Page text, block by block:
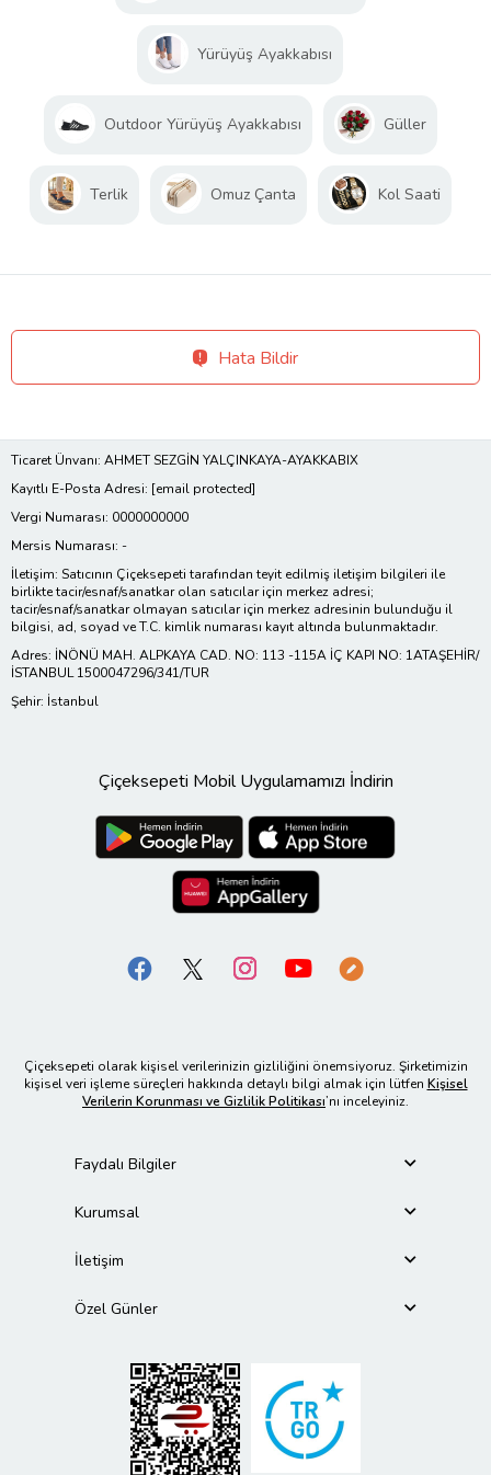
Yürüyüş Ayakkabısı
Outdoor Yürüyüş Ayakkabısı Güller
Terlik Omuz Çanta Kol Saati
Hata Bildir
Ticaret Ünvanı: AHMET SEZGİN YALÇINKAYA-AYAKKABIX
Kayıtlı E-Posta Adresi: [email protected]
Vergi Numarası: 0000000000
Mersis Numarası: -
İletişim: Satıcının Çiçeksepeti tarafından teyit edilmiş iletişim bilgileri ile
birlikte tacir/esnaf/sanatkar olan satıcılar için merkez adresi;
tacir/esnaf/sanatkar olmayan satıcılar için merkez adresinin bulunduğu il
bilgisi, ad, soyad ve T.C. kimlik numarası kayıt altında bulunmaktadır.
Adres: İNÖNÜ MAH. ALPKAYA CAD. NO: 113 -115A İÇ KAPI NO: 1ATAŞEHİR/
İSTANBUL 1500047296/341/TUR
Şehir: İstanbul
Çiçeksepeti Mobil Uygulamamızı İndirin
Çiçeksepeti olarak kişisel verilerinizin gizliliğini önemsiyoruz. Şirketimizin
kişisel veri işleme süreçleri hakkında detaylı bilgi almak için lütfen Kişisel
Verilerin Korunması ve Gizlilik Politikası’nı inceleyiniz.
Faydalı Bilgiler
Kurumsal
İletişim
Özel Günler